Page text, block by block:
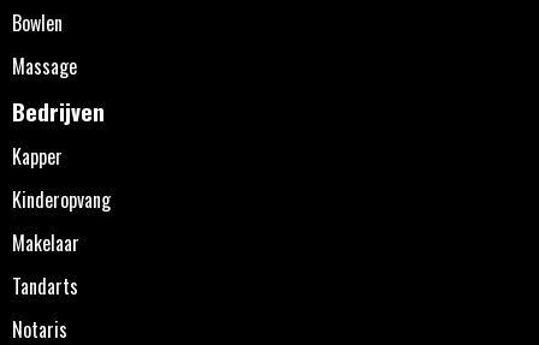
Bowlen
Massage
Bedrijven
Kapper
Kinderopvang
Makelaar
Tandarts
Notaris